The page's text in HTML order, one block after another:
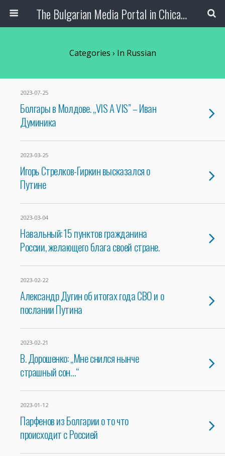
The Bulgarian Media Portal in Chicago
Categories › In Russian
2023-07-25
Болгары в Молдове. „VIS A VIS” – Иван
Думиника
2023-03-25
Игорь Стрелков-Гиркин высказался о
Путине
2023-03-04
Навальный: 15 пунктов гражданина
России, желающего блага своей стране.
2023-02-22
Александр Дугин об итогах года СВО и о
послании Путина
2023-02-21
В. Дорошенко: „Мне снился нынче
страшный сон…“
2023-01-12
Парфенов из Болгарии о то что
происходит с Россией